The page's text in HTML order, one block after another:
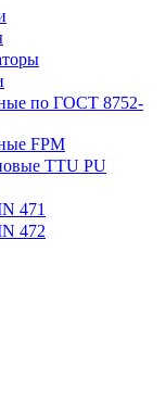
по ГОСТ 8752-
FPM
TTU PU
471
472